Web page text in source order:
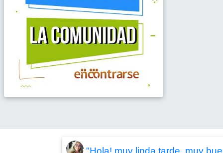
"Hola! muy linda tarde, muy